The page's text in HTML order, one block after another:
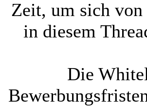
Zeit, um sich
in diesem
Die